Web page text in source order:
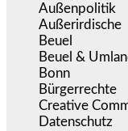
Außenpolitik
Außerirdische
Beuel
Beuel &
Bonn
Bürgerrechte
Creative
Datenschutz